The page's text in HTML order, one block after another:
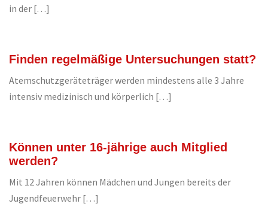
in der […]
Finden regelmäßige Untersuchungen statt?
Atemschutzgeräteträger werden mindestens alle 3 Jahre
intensiv medizinisch und körperlich […]
Können unter 16-jährige auch Mitglied
werden?
Mit 12 Jahren können Mädchen und Jungen bereits der
Jugendfeuerwehr […]